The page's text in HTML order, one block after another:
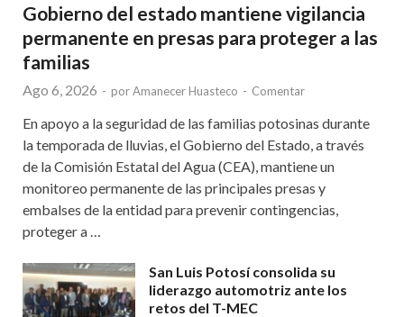
Gobierno del estado mantiene vigilancia
permanente en presas para proteger a las
familias
Ago 6, 2026 - porAmanecer Huasteco - Comentar
En apoyo a la seguridad de las familias potosinas durante
la temporada de lluvias, el Gobierno del Estado, a través
de la Comisión Estatal del Agua (CEA), mantiene un
monitoreo permanente de las principales presas y
embalses de la entidad para prevenir contingencias,
proteger a …
San Luis Potosí consolida su
liderazgo automotriz ante los
retos del T-MEC